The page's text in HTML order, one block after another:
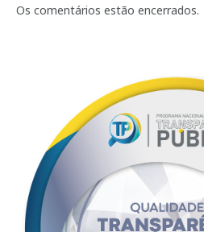
Os comentários estão encerrados.